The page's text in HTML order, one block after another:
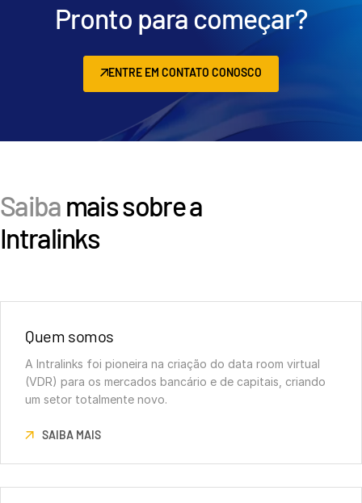
Pronto para começar?
ENTRE EM CONTATO CONOSCO
Saibamais sobre a
Intralinks
Quem somos
A Intralinks foi pioneira na criação do data room virtual
(VDR) para os mercados bancário e de capitais, criando
um setor totalmente novo.
SAIBA MAIS